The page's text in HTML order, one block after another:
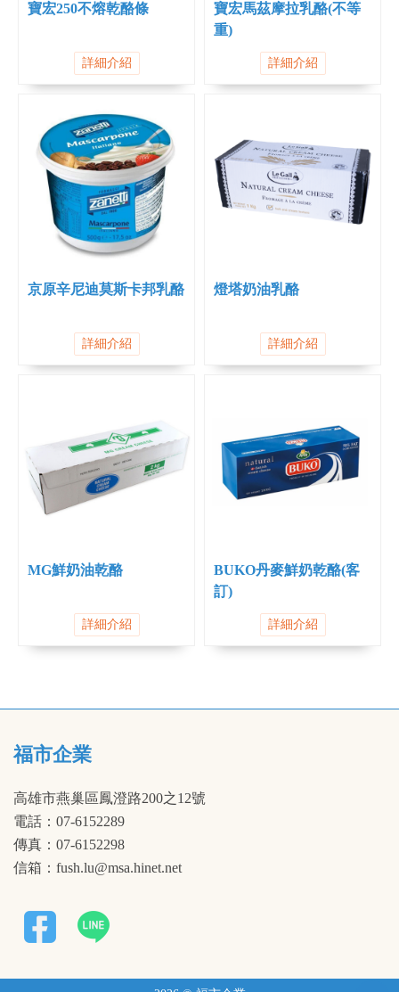
寶宏250不熔乾酪條
詳細介紹
寶宏馬茲摩拉乳酪(不等
重)
詳細介紹
京原辛尼迪莫斯卡邦乳酪
詳細介紹
燈塔奶油乳酪
詳細介紹
MG鮮奶油乾酪
詳細介紹
BUKO丹麥鮮奶乾酪(客
訂)
詳細介紹
福市企業
高雄市燕巢區鳳澄路200之12號
電話：07-6152289
傳真：07-6152298
信箱：fush.lu@msa.hinet.net